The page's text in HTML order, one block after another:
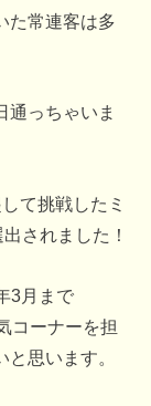
た常連客は多
通っちゃいま
て挑戦したミ
されました！
3月まで
コーナーを担
思います。